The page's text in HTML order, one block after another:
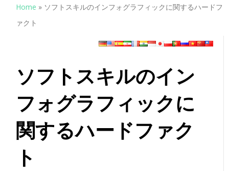
Home » ソフトスキルのインフォグラフィックに関するハードフ
ァクト
ソフトスキルのイン
フォグラフィックに
関するハードファク
ト